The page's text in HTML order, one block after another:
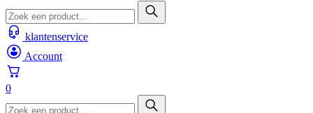
klantenservice
Account
0